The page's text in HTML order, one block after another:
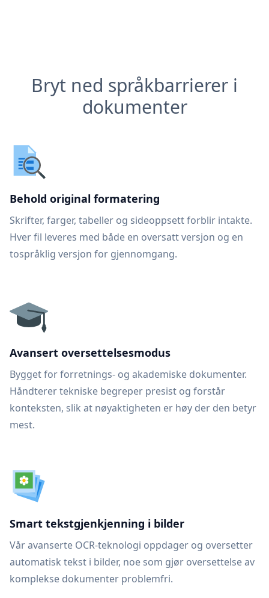
Bryt ned språkbarrierer i
dokumenter
Behold original formatering
Skrifter, farger, tabeller og sideoppsett forblir intakte.
Hver fil leveres med både en oversatt versjon og en
tospråklig versjon for gjennomgang.
Avansert oversettelsesmodus
Bygget for forretnings- og akademiske dokumenter.
Håndterer tekniske begreper presist og forstår
konteksten, slik at nøyaktigheten er høy der den betyr
mest.
Smart tekstgjenkjenning i bilder
Vår avanserte OCR-teknologi oppdager og oversetter
automatisk tekst i bilder, noe som gjør oversettelse av
komplekse dokumenter problemfri.